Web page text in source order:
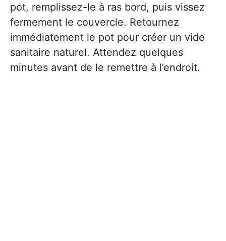
pot, remplissez-le à ras bord, puis vissez
fermement le couvercle. Retournez
immédiatement le pot pour créer un vide
sanitaire naturel. Attendez quelques
minutes avant de le remettre à l’endroit.